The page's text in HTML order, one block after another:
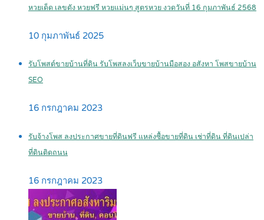
หวยเด็ด เลขดัง หวยฟรี หวยแม่นๆ สูตรหวย งวดวันที่ 16 กุมภาพันธ์ 2568
10 กุมภาพันธ์ 2025
รับโพสต์ขายบ้านที่ดิน รับโพสลงเว็บขายบ้านมือสอง อสังหา โพสขายบ้าน
SEO
16 กรกฎาคม 2023
รับจ้างโพส ลงประกาศขายที่ดินฟรี แหล่งซื้อขายที่ดิน เช่าที่ดิน ที่ดินเปล่า
ที่ดินติดถนน
16 กรกฎาคม 2023